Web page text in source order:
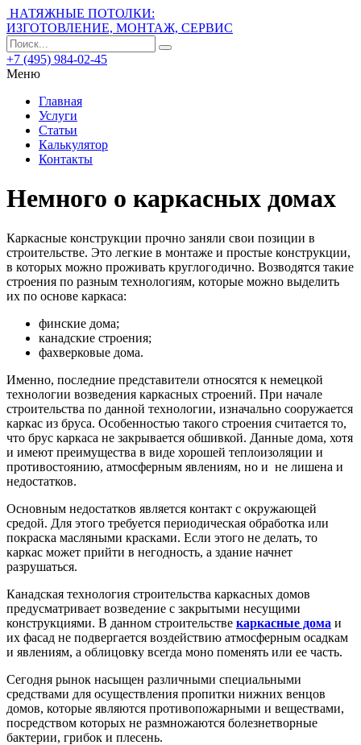
НАТЯЖНЫЕ ПОТОЛКИ:
ИЗГОТОВЛЕНИЕ, МОНТАЖ, СЕРВИС
+7 (495) 984-02-45
Меню
Главная
Услуги
Статьи
Калькулятор
Контакты
Немного о каркасных домах
Каркасные конструкции прочно заняли свои позиции в
строительстве. Это легкие в монтаже и простые конструкции,
в которых можно проживать круглогодично. Возводятся такие
строения по разным технологиям, которые можно выделить
их по основе каркаса:
финские дома;
канадские строения;
фахверковые дома.
Именно, последние представители относятся к немецкой
технологии возведения каркасных строений. При начале
строительства по данной технологии, изначально сооружается
каркас из бруса. Особенностью такого строения считается то,
что брус каркаса не закрывается обшивкой. Данные дома, хотя
и имеют преимущества в виде хорошей теплоизоляции и
противостоянию, атмосферным явлениям, но и не лишена и
недостатков.
Основным недостатков является контакт с окружающей
средой. Для этого требуется периодическая обработка или
покраска масляными красками. Если этого не делать, то
каркас может прийти в негодность, а здание начнет
разрушаться.
Канадская технология строительства каркасных домов
предусматривает возведение с закрытыми несущими
конструкциями. В данном строительстве каркасные дома и
их фасад не подвергается воздействию атмосферным осадкам
и явлениям, а облицовку всегда моно поменять или ее часть.
Сегодня рынок насыщен различными специальными
средствами для осуществления пропитки нижних венцов
домов, которые являются противопожарными и веществами,
посредством которых не размножаются болезнетворные
бактерии, грибок и плесень.